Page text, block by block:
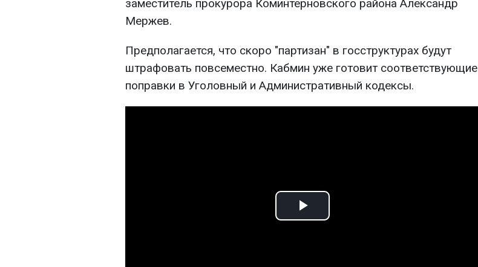
заместитель прокурора Коминтерновского района Александр
Мержев.
Предполагается, что скоро "партизан" в госструктурах будут
штрафовать повсеместно. Кабмин уже готовит соответствующие
поправки в Уголовный и Административный кодексы.
Play